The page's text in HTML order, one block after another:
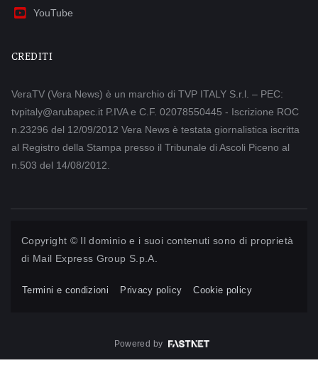
YouTube
CREDITI
VeraTV (Vera News) è un marchio di TVP ITALY S.r.l. – PEC:
tvpitaly@arubapec.it P.IVA e C.F. 02078550445 - Iscrizione ROC
n.23296 del 12/09/2012 Vera News è testata giornalistica iscritta
al Registro della Stampa presso il Tribunale di Ascoli Piceno al
n.503 del 14/08/2012.
Copyright © Il dominio e i suoi contenuti sono di proprietà
di Mail Express Group S.p.A.
Termini e condizioni Privacy policy Cookie policy
Powered by